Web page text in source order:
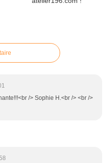
/> Sophie H.<br /> <br />